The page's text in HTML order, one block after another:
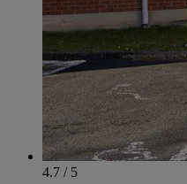
4.7 / 5